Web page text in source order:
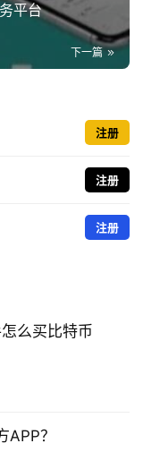
平台
下一篇
注册
注册
注册
么买比特币
APP？